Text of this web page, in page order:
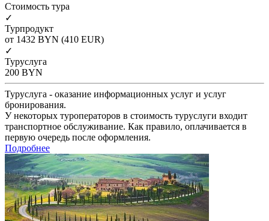
Cтоимость тура
✓
Турпродукт
от 1432 BYN (410 EUR)
✓
Туруслуга
200 BYN
Туруслуга - оказание информационных услуг и услуг
бронирования.
У некоторых туроператоров в стоимость туруслуги входит
транспортное обслуживание. Как правило, оплачивается в
первую очередь после оформления.
Подробнее